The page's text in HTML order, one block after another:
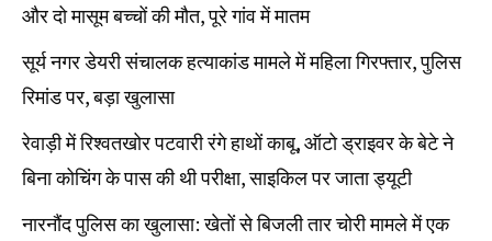
और दो मासूम बच्चों की मौत, पूरे गांव में मातम
सूर्य नगर डेयरी संचालक हत्याकांड मामले में महिला गिरफ्तार, पुलिस
रिमांड पर, बड़ा खुलासा
रेवाड़ी में रिश्वतखोर पटवारी रंगे हाथों काबू, ऑटो ड्राइवर के बेटे ने
बिना कोचिंग के पास की थी परीक्षा, साइकिल पर जाता ड्यूटी
नारनौंद पुलिस का खुलासा: खेतों से बिजली तार चोरी मामले में एक